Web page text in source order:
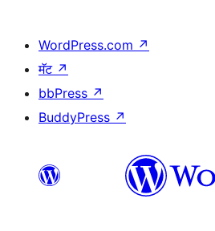
WordPress.com ↗
मॅट ↗
bbPress ↗
BuddyPress ↗